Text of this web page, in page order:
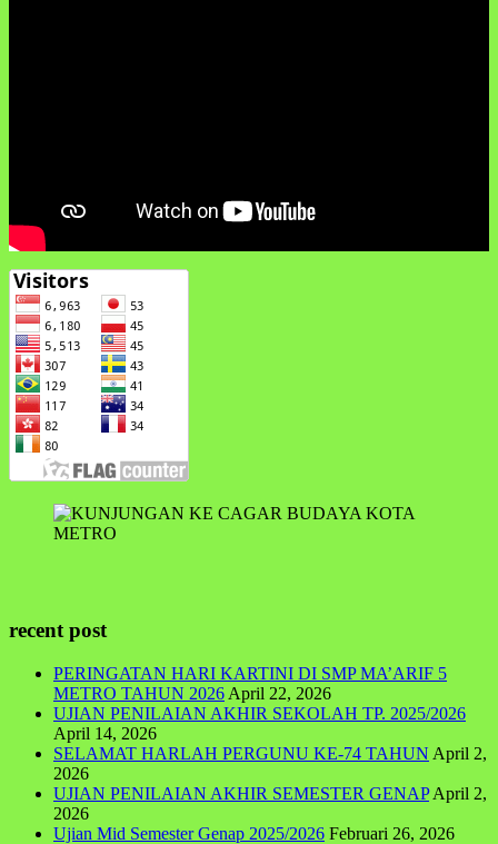
recent post
PERINGATAN HARI KARTINI DI SMP MA’ARIF 5
METRO TAHUN 2026 April 22, 2026
UJIAN PENILAIAN AKHIR SEKOLAH TP. 2025/2026
April 14, 2026
SELAMAT HARLAH PERGUNU KE-74 TAHUN April 2,
2026
UJIAN PENILAIAN AKHIR SEMESTER GENAP April 2,
2026
Ujian Mid Semester Genap 2025/2026 Februari 26, 2026